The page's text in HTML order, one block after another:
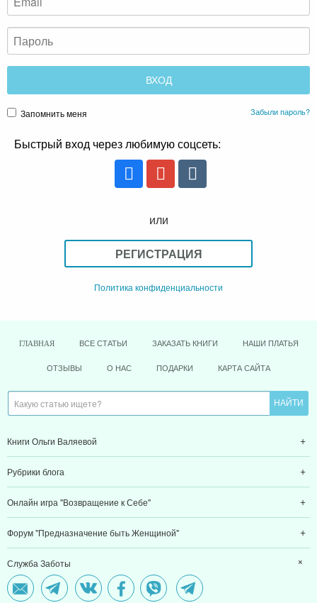
Запомнить меня Забыли пароль?
Быстрый вход через любимую соцсеть:
или
РЕГИСТРАЦИЯ
Политика конфиденциальности
ГЛАВНАЯ ВСЕ СТАТЬИ ЗАКАЗАТЬ КНИГИ НАШИ ПЛАТЬЯ
ОТЗЫВЫ О НАС ПОДАРКИ КАРТА САЙТА
Книги Ольги Валяевой
Рубрики блога
Онлайн игра "Возвращение к Себе"
Форум "Предназначение быть Женщиной"
Служба Заботы